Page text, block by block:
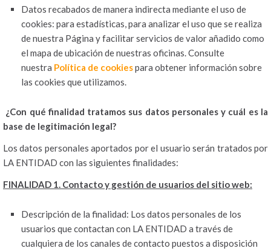
Datos recabados de manera indirecta mediante el uso de
cookies: para estadísticas, para analizar el uso que se realiza
de nuestra Página y facilitar servicios de valor añadido como
el mapa de ubicación de nuestras oficinas. Consulte
nuestra Política de cookiespara obtener información sobre
las cookies que utilizamos.
¿Con qué finalidad tratamos sus datos personales y cuál es la
base de legitimación legal?
Los datos personales aportados por el usuario serán tratados por
LA ENTIDAD con las siguientes finalidades:
FINALIDAD 1. Contacto y gestión de usuarios del sitio web:
Descripción de la finalidad: Los datos personales de los
usuarios que contactan con LA ENTIDAD a través de
cualquiera de los canales de contacto puestos a disposición